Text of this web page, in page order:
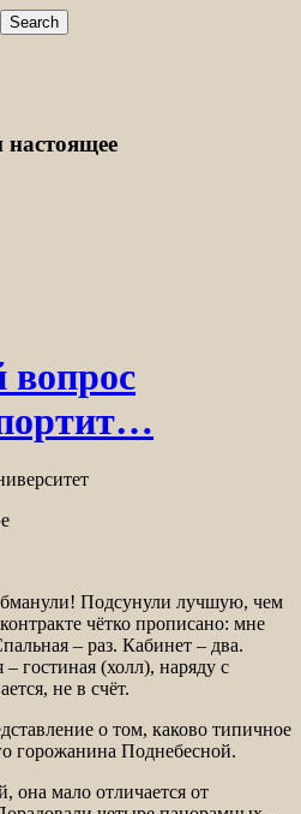
Подсунули лучшую, чем
чётко прописано: мне
– раз. Кабинет – два.
гостиная (холл), наряду с
не в счёт.
о том, каково типичное
горожанина Поднебесной.
она мало отличается от